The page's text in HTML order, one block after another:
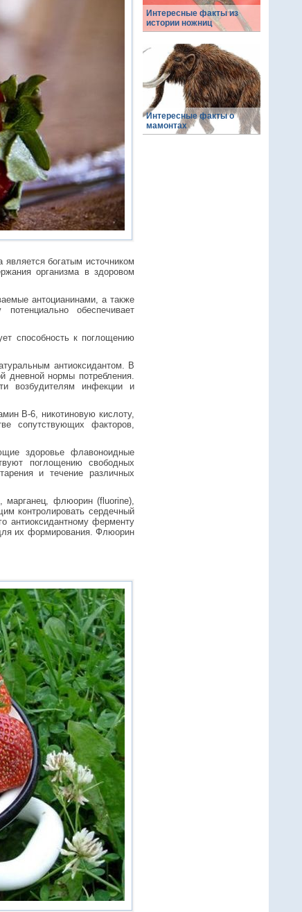
богатым источником
организма в здоровом
антоцианинами, а также
обеспечивает
способность к поглощению
антиоксидантом. В
дневной нормы потребления.
возбудителям инфекции и
B-6, никотиновую кислоту,
сопутствующих факторов,
здоровье флавоноидные
поглощению свободных
и течение различных
марганец, флюорин (fluorine),
контролировать сердечный
антиоксидантному ферменту
их формирования. Флюорин
Интересные факты из
истории ножниц
Интересные факты о
мамонтах